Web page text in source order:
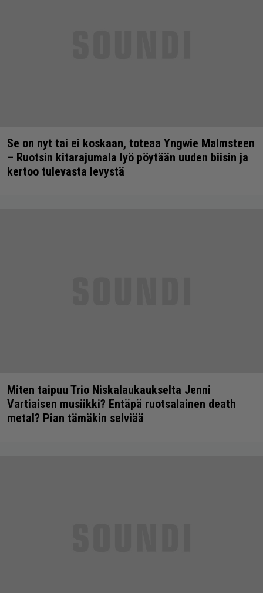
Se on nyt tai ei koskaan, toteaa Yngwie Malmsteen
– Ruotsin kitarajumala lyö pöytään uuden biisin ja
kertoo tulevasta levystä
Miten taipuu Trio Niskalaukaukselta Jenni
Vartiaisen musiikki? Entäpä ruotsalainen death
metal? Pian tämäkin selviää